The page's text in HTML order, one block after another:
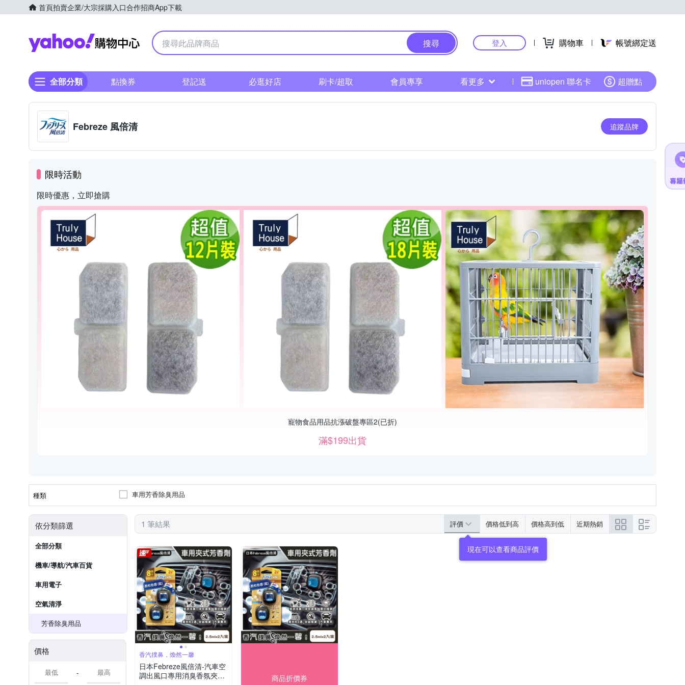
首頁拍賣企業/大宗採購入口合作招商App下載
Yahoo購物中心
搜尋 登入 購物車 帳號綁定送
全部分類 點換券 登記送 必逛好店 刷卡/超取 會員專享 看更多 uniopen 聯名卡 超贈點
Febreze 風倍清 追蹤品牌
限時活動
限時優惠，立即搶購
寵物食品用品抗漲破盤專區2(已折)
滿$199出貨
種類 車用芳香除臭用品
依分類篩選
全部分類
機車/導航/汽車百貨
車用電子
空氣清淨
芳香除臭用品
價格
-
1 筆結果 評價 價格低到高 價格高到低 近期熱銷
現在可以查看商品評價
香汽撲鼻，煥然一馨
日本Febreze風倍清-汽車空
調出風口專用消臭香氛夾式
商品折價券